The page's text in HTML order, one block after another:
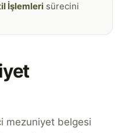
İşlemleri sürecini
mezuniyet belgesi